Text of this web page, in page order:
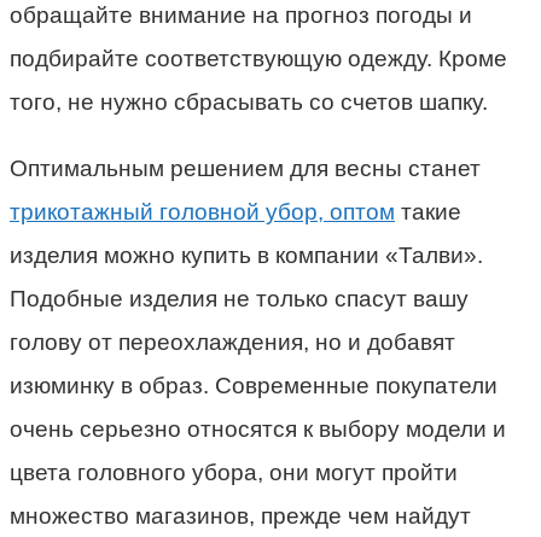
обращайте внимание на прогноз погоды и
подбирайте соответствующую одежду. Кроме
того, не нужно сбрасывать со счетов шапку.
Оптимальным решением для весны станет
трикотажный головной убор, оптом такие
изделия можно купить в компании «Талви».
Подобные изделия не только спасут вашу
голову от переохлаждения, но и добавят
изюминку в образ. Современные покупатели
очень серьезно относятся к выбору модели и
цвета головного убора, они могут пройти
множество магазинов, прежде чем найдут